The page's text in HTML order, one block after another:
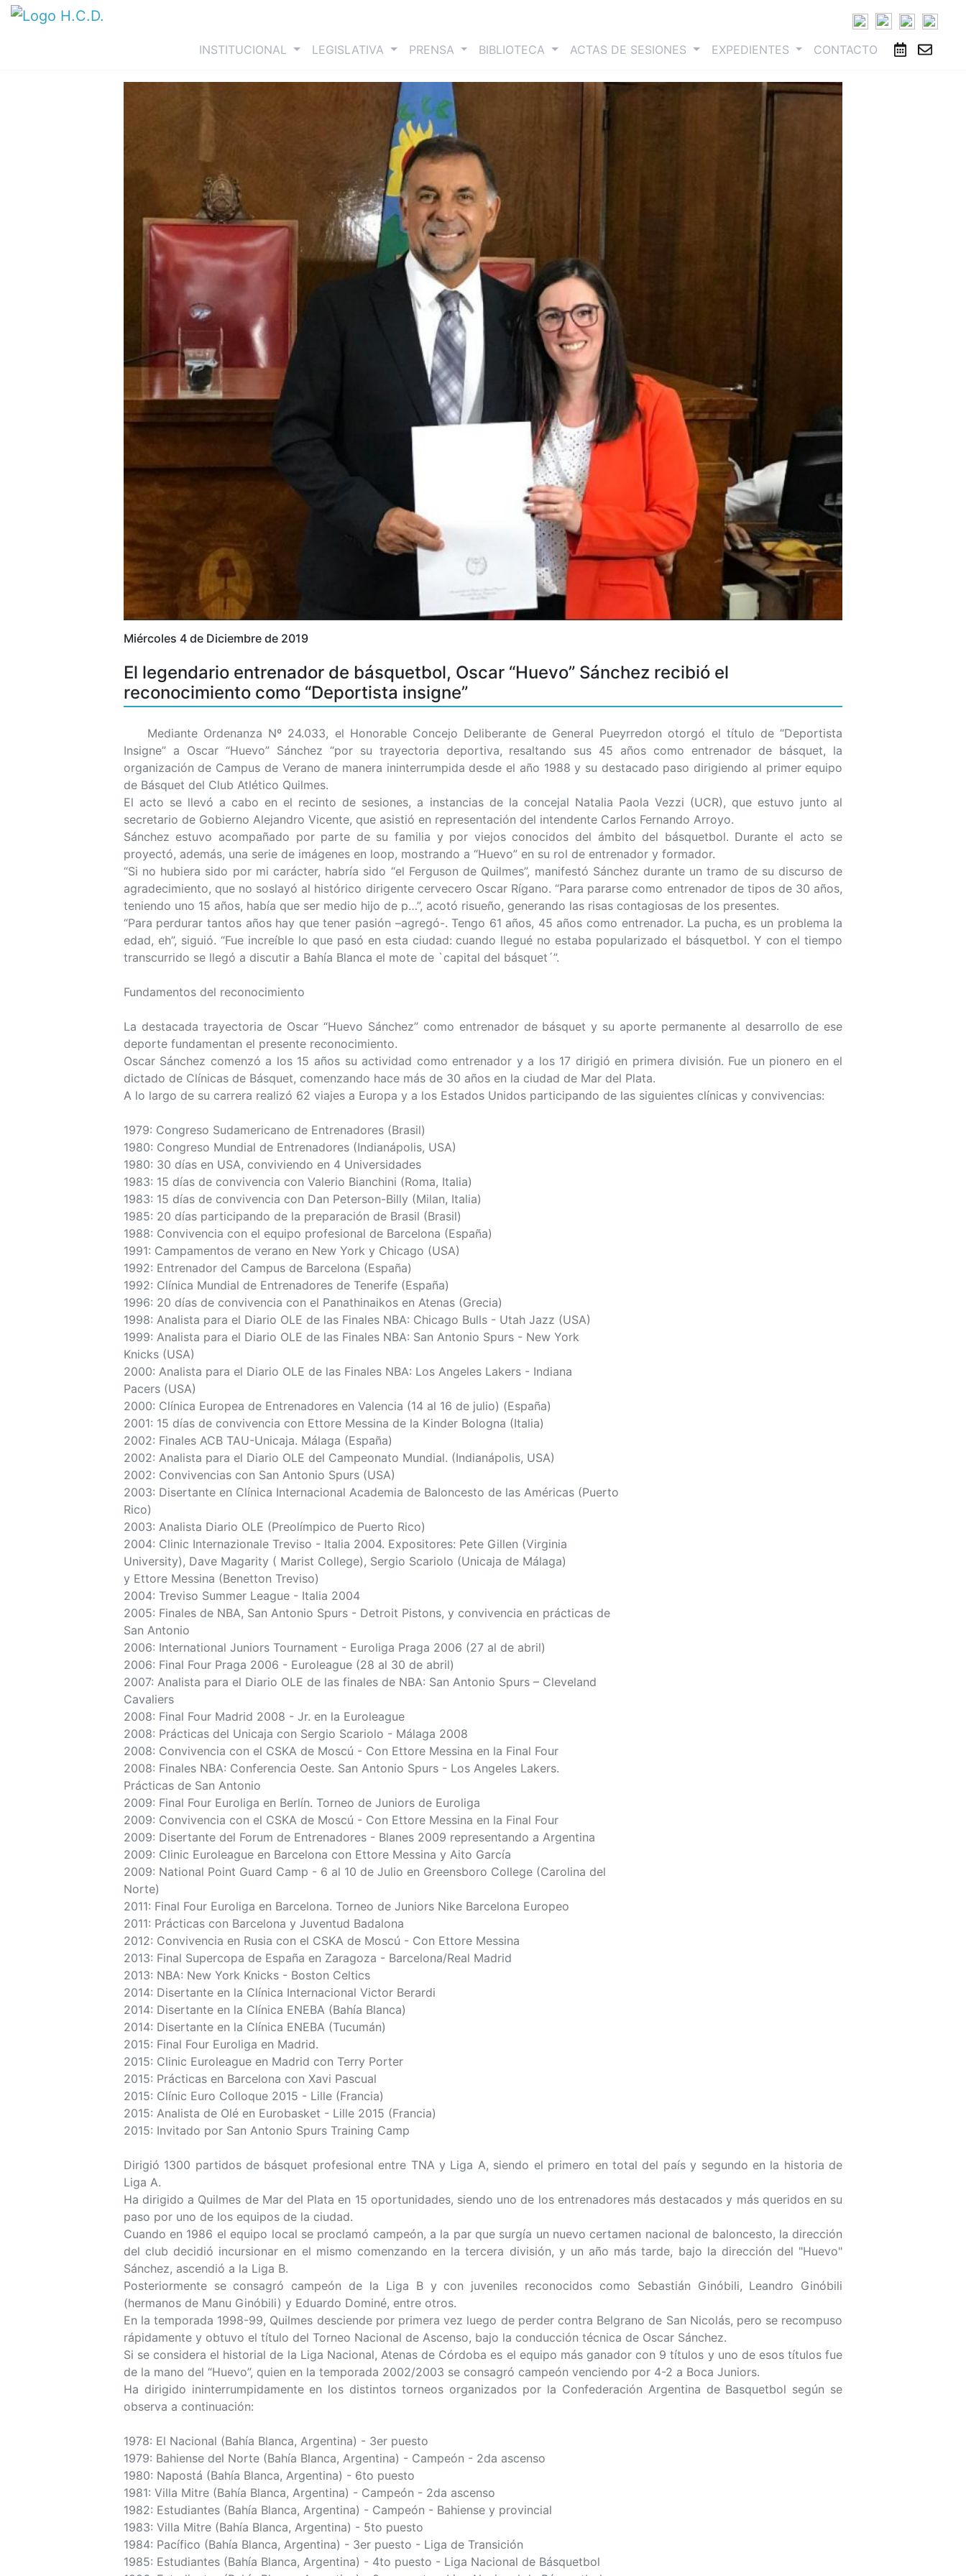
INSTITUCIONAL (current)LEGISLATIVA PRENSA BIBLIOTECA ACTAS DE SESIONES EXPEDIENTES CONTACTO
Miércoles 4 de Diciembre de 2019
El legendario entrenador de básquetbol, Oscar “Huevo” Sánchez recibió el
reconocimiento como “Deportista insigne”
Mediante Ordenanza Nº 24.033, el Honorable Concejo Deliberante de General Pueyrredon otorgó el título de “Deportista
Insigne” a Oscar “Huevo” Sánchez “por su trayectoria deportiva, resaltando sus 45 años como entrenador de básquet, la
organización de Campus de Verano de manera ininterrumpida desde el año 1988 y su destacado paso dirigiendo al primer equipo
de Básquet del Club Atlético Quilmes.
El acto se llevó a cabo en el recinto de sesiones, a instancias de la concejal Natalia Paola Vezzi (UCR), que estuvo junto al
secretario de Gobierno Alejandro Vicente, que asistió en representación del intendente Carlos Fernando Arroyo.
Sánchez estuvo acompañado por parte de su familia y por viejos conocidos del ámbito del básquetbol. Durante el acto se
proyectó, además, una serie de imágenes en loop, mostrando a “Huevo” en su rol de entrenador y formador.
“Si no hubiera sido por mi carácter, habría sido “el Ferguson de Quilmes”, manifestó Sánchez durante un tramo de su discurso de
agradecimiento, que no soslayó al histórico dirigente cervecero Oscar Rígano. “Para pararse como entrenador de tipos de 30 años,
teniendo uno 15 años, había que ser medio hijo de p…”, acotó risueño, generando las risas contagiosas de los presentes.
“Para perdurar tantos años hay que tener pasión –agregó-. Tengo 61 años, 45 años como entrenador. La pucha, es un problema la
edad, eh”, siguió. “Fue increíble lo que pasó en esta ciudad: cuando llegué no estaba popularizado el básquetbol. Y con el tiempo
transcurrido se llegó a discutir a Bahía Blanca el mote de `capital del básquet´”.
Fundamentos del reconocimiento
La destacada trayectoria de Oscar “Huevo Sánchez” como entrenador de básquet y su aporte permanente al desarrollo de ese
deporte fundamentan el presente reconocimiento.
Oscar Sánchez comenzó a los 15 años su actividad como entrenador y a los 17 dirigió en primera división. Fue un pionero en el
dictado de Clínicas de Básquet, comenzando hace más de 30 años en la ciudad de Mar del Plata.
A lo largo de su carrera realizó 62 viajes a Europa y a los Estados Unidos participando de las siguientes clínicas y convivencias:
1979: Congreso Sudamericano de Entrenadores (Brasil)
1980: Congreso Mundial de Entrenadores (Indianápolis, USA)
1980: 30 días en USA, conviviendo en 4 Universidades
1983: 15 días de convivencia con Valerio Bianchini (Roma, Italia)
1983: 15 días de convivencia con Dan Peterson-Billy (Milan, Italia)
1985: 20 días participando de la preparación de Brasil (Brasil)
1988: Convivencia con el equipo profesional de Barcelona (España)
1991: Campamentos de verano en New York y Chicago (USA)
1992: Entrenador del Campus de Barcelona (España)
1992: Clínica Mundial de Entrenadores de Tenerife (España)
1996: 20 días de convivencia con el Panathinaikos en Atenas (Grecia)
1998: Analista para el Diario OLE de las Finales NBA: Chicago Bulls - Utah Jazz (USA)
1999: Analista para el Diario OLE de las Finales NBA: San Antonio Spurs - New York
Knicks (USA)
2000: Analista para el Diario OLE de las Finales NBA: Los Angeles Lakers - Indiana
Pacers (USA)
2000: Clínica Europea de Entrenadores en Valencia (14 al 16 de julio) (España)
2001: 15 días de convivencia con Ettore Messina de la Kinder Bologna (Italia)
2002: Finales ACB TAU-Unicaja. Málaga (España)
2002: Analista para el Diario OLE del Campeonato Mundial. (Indianápolis, USA)
2002: Convivencias con San Antonio Spurs (USA)
2003: Disertante en Clínica Internacional Academia de Baloncesto de las Américas (Puerto
Rico)
2003: Analista Diario OLE (Preolímpico de Puerto Rico)
2004: Clinic Internazionale Treviso - Italia 2004. Expositores: Pete Gillen (Virginia
University), Dave Magarity ( Marist College), Sergio Scariolo (Unicaja de Málaga)
y Ettore Messina (Benetton Treviso)
2004: Treviso Summer League - Italia 2004
2005: Finales de NBA, San Antonio Spurs - Detroit Pistons, y convivencia en prácticas de
San Antonio
2006: International Juniors Tournament - Euroliga Praga 2006 (27 al de abril)
2006: Final Four Praga 2006 - Euroleague (28 al 30 de abril)
2007: Analista para el Diario OLE de las finales de NBA: San Antonio Spurs – Cleveland
Cavaliers
2008: Final Four Madrid 2008 - Jr. en la Euroleague
2008: Prácticas del Unicaja con Sergio Scariolo - Málaga 2008
2008: Convivencia con el CSKA de Moscú - Con Ettore Messina en la Final Four
2008: Finales NBA: Conferencia Oeste. San Antonio Spurs - Los Angeles Lakers.
Prácticas de San Antonio
2009: Final Four Euroliga en Berlín. Torneo de Juniors de Euroliga
2009: Convivencia con el CSKA de Moscú - Con Ettore Messina en la Final Four
2009: Disertante del Forum de Entrenadores - Blanes 2009 representando a Argentina
2009: Clinic Euroleague en Barcelona con Ettore Messina y Aito García
2009: National Point Guard Camp - 6 al 10 de Julio en Greensboro College (Carolina del
Norte)
2011: Final Four Euroliga en Barcelona. Torneo de Juniors Nike Barcelona Europeo
2011: Prácticas con Barcelona y Juventud Badalona
2012: Convivencia en Rusia con el CSKA de Moscú - Con Ettore Messina
2013: Final Supercopa de España en Zaragoza - Barcelona/Real Madrid
2013: NBA: New York Knicks - Boston Celtics
2014: Disertante en la Clínica Internacional Victor Berardi
2014: Disertante en la Clínica ENEBA (Bahía Blanca)
2014: Disertante en la Clínica ENEBA (Tucumán)
2015: Final Four Euroliga en Madrid.
2015: Clinic Euroleague en Madrid con Terry Porter
2015: Prácticas en Barcelona con Xavi Pascual
2015: Clínic Euro Colloque 2015 - Lille (Francia)
2015: Analista de Olé en Eurobasket - Lille 2015 (Francia)
2015: Invitado por San Antonio Spurs Training Camp
Dirigió 1300 partidos de básquet profesional entre TNA y Liga A, siendo el primero en total del país y segundo en la historia de
Liga A.
Ha dirigido a Quilmes de Mar del Plata en 15 oportunidades, siendo uno de los entrenadores más destacados y más queridos en su
paso por uno de los equipos de la ciudad.
Cuando en 1986 el equipo local se proclamó campeón, a la par que surgía un nuevo certamen nacional de baloncesto, la dirección
del club decidió incursionar en el mismo comenzando en la tercera división, y un año más tarde, bajo la dirección del "Huevo"
Sánchez, ascendió a la Liga B.
Posteriormente se consagró campeón de la Liga B y con juveniles reconocidos como Sebastián Ginóbili, Leandro Ginóbili
(hermanos de Manu Ginóbili) y Eduardo Dominé, entre otros.
En la temporada 1998-99, Quilmes desciende por primera vez luego de perder contra Belgrano de San Nicolás, pero se recompuso
rápidamente y obtuvo el título del Torneo Nacional de Ascenso, bajo la conducción técnica de Oscar Sánchez.
Si se considera el historial de la Liga Nacional, Atenas de Córdoba es el equipo más ganador con 9 títulos y uno de esos títulos fue
de la mano del “Huevo”, quien en la temporada 2002/2003 se consagró campeón venciendo por 4-2 a Boca Juniors.
Ha dirigido ininterrumpidamente en los distintos torneos organizados por la Confederación Argentina de Basquetbol según se
observa a continuación:
1978: El Nacional (Bahía Blanca, Argentina) - 3er puesto
1979: Bahiense del Norte (Bahía Blanca, Argentina) - Campeón - 2da ascenso
1980: Napostá (Bahía Blanca, Argentina) - 6to puesto
1981: Villa Mitre (Bahía Blanca, Argentina) - Campeón - 2da ascenso
1982: Estudiantes (Bahía Blanca, Argentina) - Campeón - Bahiense y provincial
1983: Villa Mitre (Bahía Blanca, Argentina) - 5to puesto
1984: Pacífico (Bahía Blanca, Argentina) - 3er puesto - Liga de Transición
1985: Estudiantes (Bahía Blanca, Argentina) - 4to puesto - Liga Nacional de Básquetbol